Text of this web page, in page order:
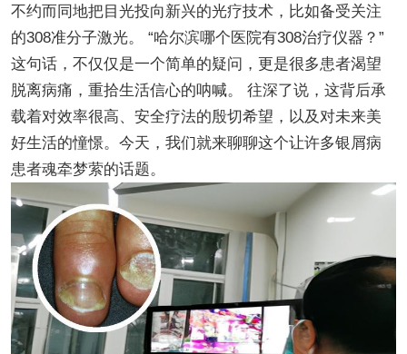
不约而同地把目光投向新兴的光疗技术，比如备受关注
的308准分子激光。 “哈尔滨哪个医院有308治疗仪器？”
这句话，不仅仅是一个简单的疑问，更是很多患者渴望
脱离病痛，重拾生活信心的呐喊。 往深了说，这背后承
载着对效率很高、安全疗法的殷切希望，以及对未来美
好生活的憧憬。今天，我们就来聊聊这个让许多银屑病
患者魂牵梦萦的话题。